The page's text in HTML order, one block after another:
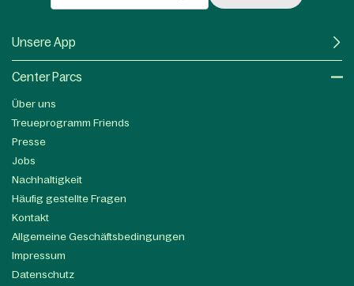
Unsere App
Center Parcs
Über uns
Treueprogramm Friends
Presse
Jobs
Nachhaltigkeit
Häufig gestellte Fragen
Kontakt
Allgemeine Geschäftsbedingungen
Impressum
Datenschutz